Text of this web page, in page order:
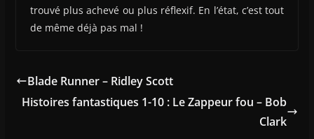
trouvé plus achevé ou plus réflexif. En l’état, c’est tout
de même déjà pas mal !
Blade Runner – Ridley Scott
Histoires fantastiques 1-10 : Le Zappeur fou – Bob
Clark